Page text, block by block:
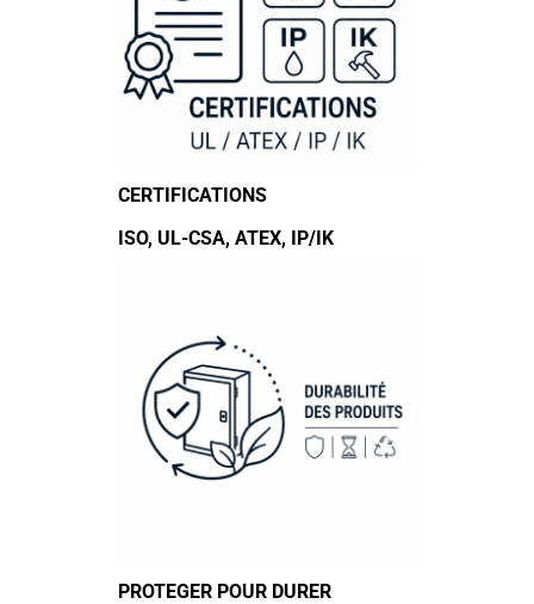
CERTIFICATIONS
ISO, UL-CSA, ATEX, IP/IK
PROTEGER POUR DURER